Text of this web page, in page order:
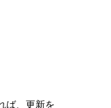
ば、更新を